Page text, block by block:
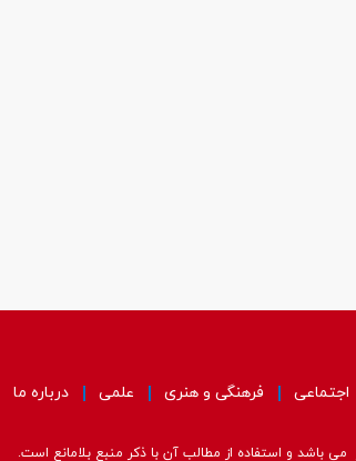
اجتماعی فرهنگی و هنری علمی درباره ما
باشد و استفاده از مطالب آن با ذکر منبع بلامانع است.